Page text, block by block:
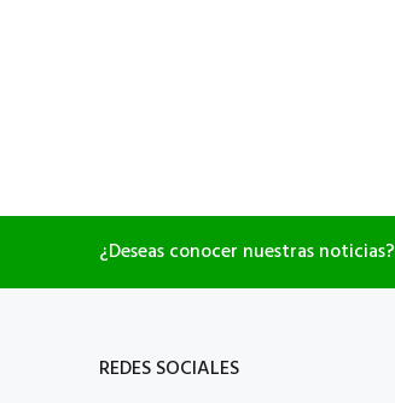
¿Deseas conocer nuestras noticias?
REDES SOCIALES